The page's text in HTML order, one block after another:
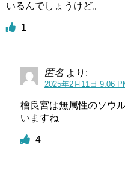
いるんでしょうけど。
1
匿名 より:
2025年2月11日 9:06
檜良宮は無属性のソウ
いますね
4